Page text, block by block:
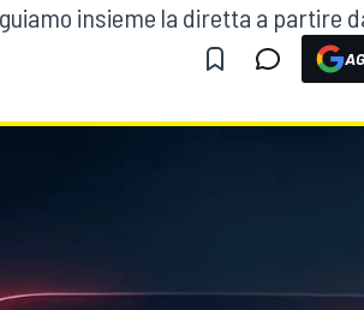
insieme la diretta a partire